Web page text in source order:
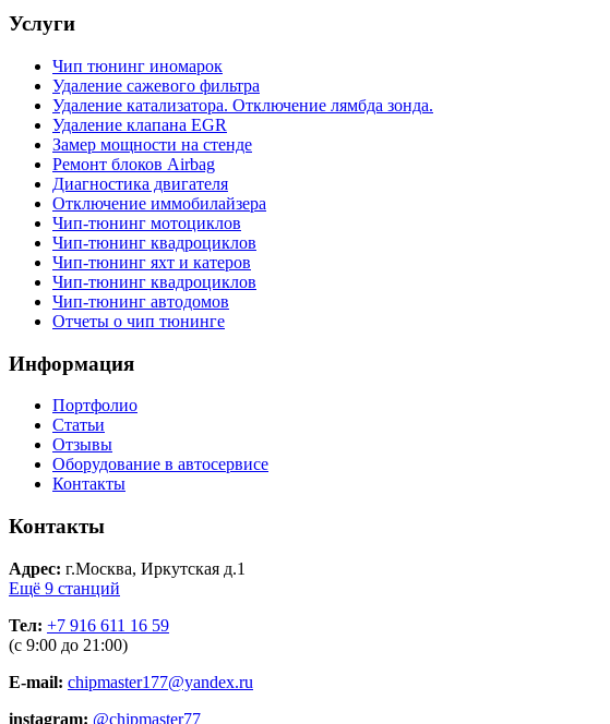
Услуги
Чип тюнинг иномарок
Удаление сажевого фильтра
Удаление катализатора. Отключение лямбда зонда.
Удаление клапана EGR
Замер мощности на стенде
Ремонт блоков Airbag
Диагностика двигателя
Отключение иммобилайзера
Чип-тюнинг мотоциклов
Чип-тюнинг квадроциклов
Чип-тюнинг яхт и катеров
Чип-тюнинг квадроциклов
Чип-тюнинг автодомов
Отчеты о чип тюнинге
Информация
Портфолио
Статьи
Отзывы
Оборудование в автосервисе
Контакты
Контакты
Адрес: г.Москва, Иркутская д.1
Ещё 9 станций
Тел: +7 916 611 16 59
(с 9:00 до 21:00)
E-mail: chipmaster177@yandex.ru
instagram: @chipmaster77